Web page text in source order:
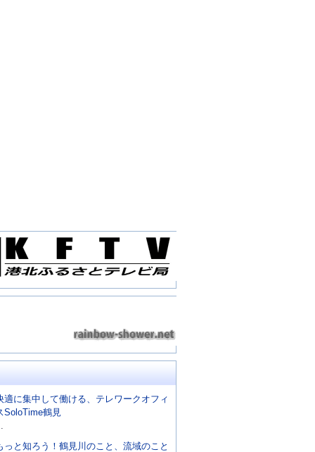
適に集中して働ける、テレワークオフィ
SoloTime鶴見
っと知ろう！鶴見川のこと、流域のこと